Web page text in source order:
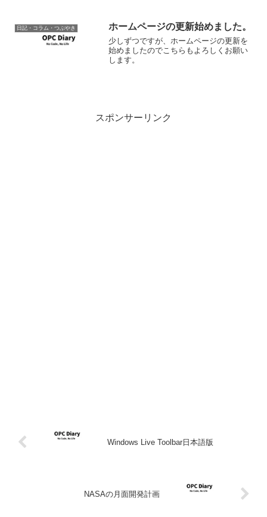
日記・コラム・つぶやき ホームページの更新始めました。
少しずつですが、ホームページの更新を
始めましたのでこちらもよろしくお願い
します。
スポンサーリンク
Windows Live Toolbar日本語版
NASAの月面開発計画